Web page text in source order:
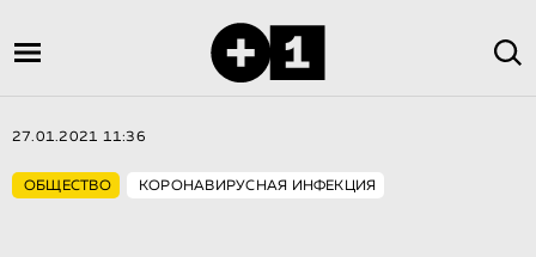
27.01.2021 11:36
ОБЩЕСТВО КОРОНАВИРУСНАЯ ИНФЕКЦИЯ